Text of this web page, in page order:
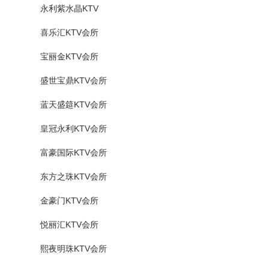
永利紫水晶KTV
喜乐汇KTV会所
宝丽金KTV会所
盛世宝鼎KTV会所
蓝天盛筵KTV会所
皇冠永利KTV会所
富豪国际KTV会所
东方之珠KTV会所
金豪门KTV会所
悦丽汇KTV会所
熙夜明珠KTV会所